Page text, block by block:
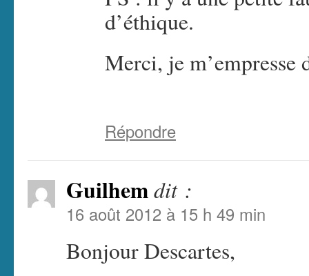
d’éthique.
Merci, je
Répondre
Guilhemdit :
16 août 2012 à 15 h 49 min
Bonjour Descartes,